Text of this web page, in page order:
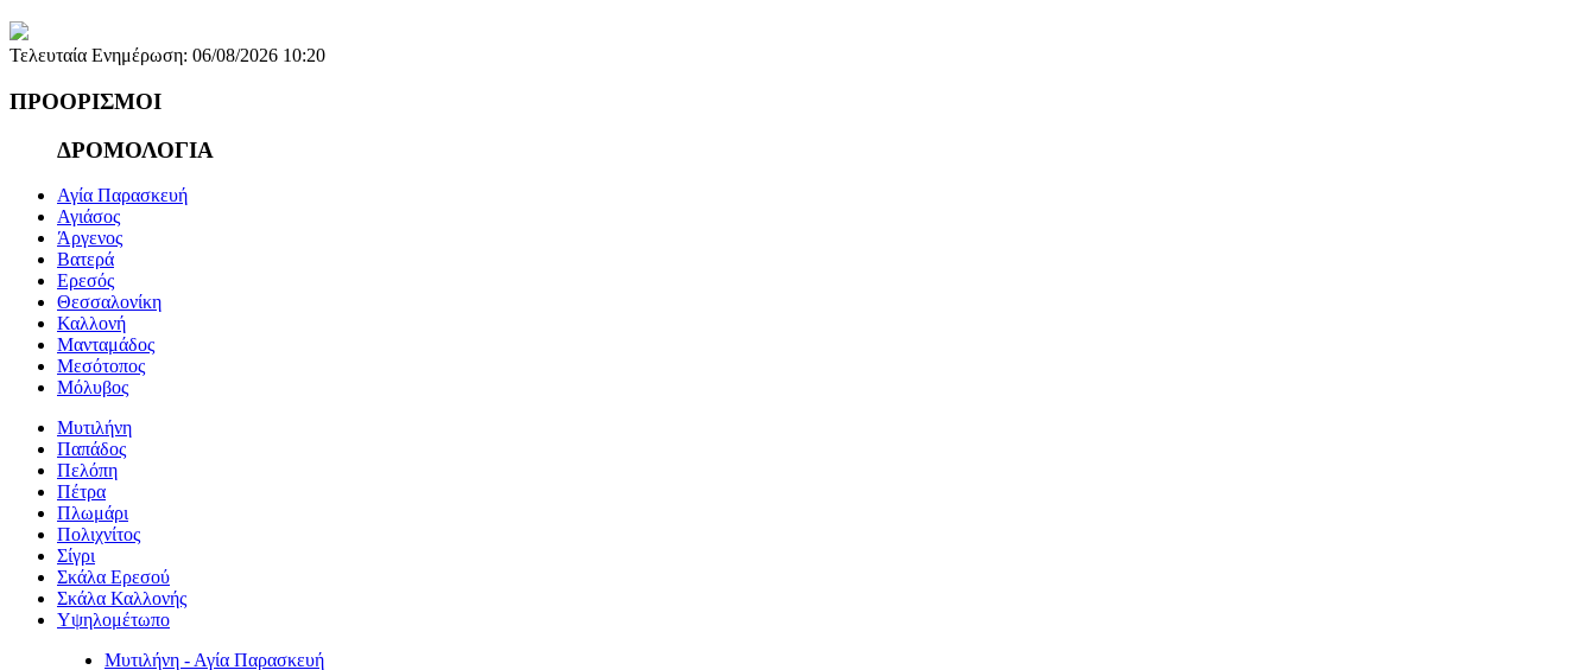
Τελευταία Ενημέρωση: 06/08/2026 10:20
ΠΡΟΟΡΙΣΜΟΙ
ΔΡΟΜΟΛΟΓΙΑ
Αγία Παρασκευή
Αγιάσος
Άργενος
Βατερά
Ερεσός
Θεσσαλονίκη
Καλλονή
Μανταμάδος
Μεσότοπος
Μόλυβος
Μυτιλήνη
Παπάδος
Πελόπη
Πέτρα
Πλωμάρι
Πολιχνίτος
Σίγρι
Σκάλα Ερεσού
Σκάλα Καλλονής
Υψηλομέτωπο
Μυτιλήνη - Αγία Παρασκευή